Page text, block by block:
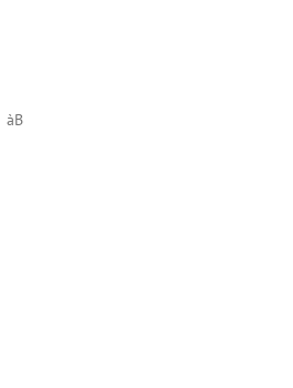
àB